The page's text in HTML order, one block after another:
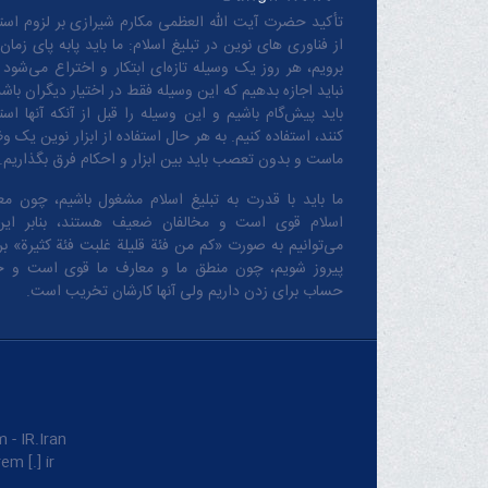
تأکید حضرت آیت الله العظمی مکارم شیرازی بر لزوم
از فناوری های نوین در تبلیغ اسلام: ما باید پابه پای
برویم، هر روز یک وسیله تازه‌ای ابتکار و اختراع
نباید اجازه بدهیم که این وسیله فقط در اختیار دیگران
باید پیش‌گام باشیم و این وسیله را قبل از آنکه آنها
کنند، استفاده کنیم. به هر حال استفاده از ابزار نوین یک
ماست و بدون تعصب باید بین ابزار و احکام فرق بگذاریم.
ما باید با قدرت به تبلیغ اسلام مشغول باشیم، چون
اسلام قوی است و مخالفان ضعیف هستند، بنابر
می‌توانیم به صورت «کم من فئة قلیلة غلبت فئة کثیرة» بر
پیروز شویم، چون منطق‌ ما و معارف ‌ما قوی است و
حساب برای زدن داریم ولی آنها کارشان تخریب است.
IR.Iran.
[.] ir